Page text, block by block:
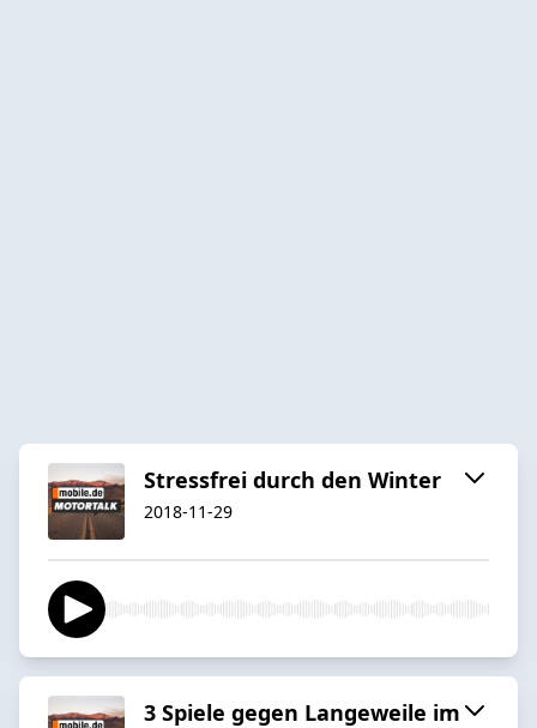
Stressfrei durch den Winter
2018-11-29
3 Spiele gegen Langeweile im